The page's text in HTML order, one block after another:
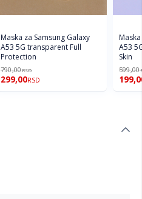
Maska za Samsung Galaxy
A53 5G transparent Full
Protection
790,00RSD
299,00RSD
A53
Skin
599,00